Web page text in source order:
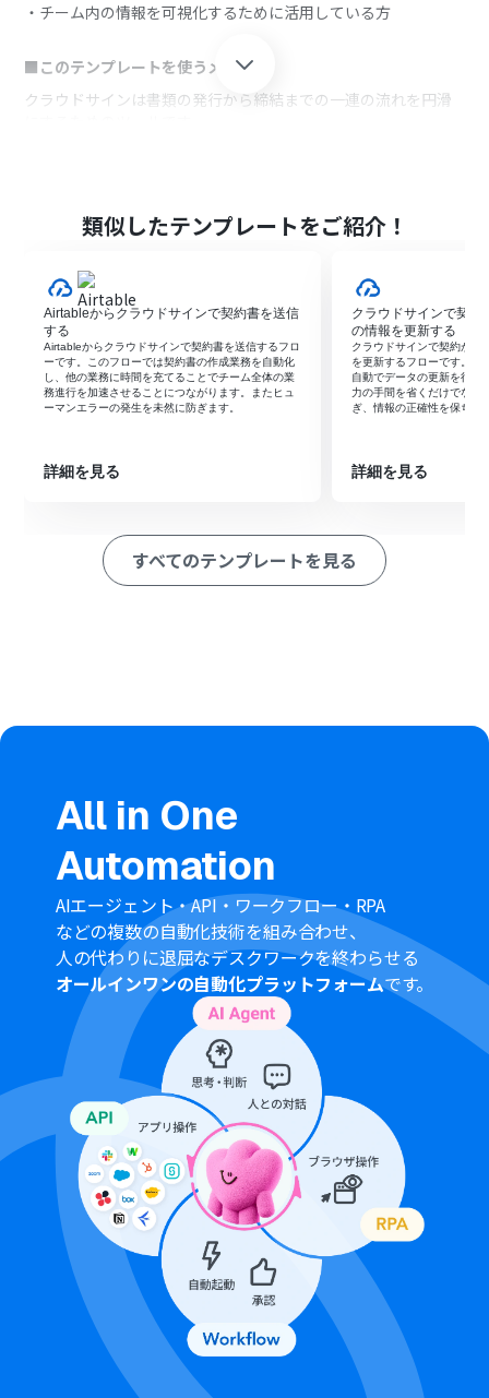
・チーム内の情報を可視化するために活用している方
■このテンプレートを使うメリット
クラウドサインは書類の発行から締結までの一連の流れを円滑
業務にかかる手間をなるべく省きたいと考える方にこのフロー
このフローを活用することで、クラウドサインで契約が完了
後、自動でMicrosoft Excelに書類締結日を追加し、手作業を省
くことができます。
手作業にかかっていた時間を他の業務に充てれるようになり、
円滑に業務を行うことができます。
さらにこのフローにチャットツールを連携することで、チーム
してください。
・Microsoft365（旧Office365）には、家庭向けプランと一般法
・プランによって最短の起動間隔が異なりますので、ご注意く
類似したテンプレートをご紹介！
Airtableからクラウドサインで契約書を送信
する
Airtableからクラウドサインで契約書を送信するフロ
ーです。このフローでは契約書の作成業務を自動化
し、他の業務に時間を充てることでチーム全体の業
務進行を加速させることにつながります。またヒュ
ーマンエラーの発生を未然に防ぎます。‍
詳細を見る
クラウドサインで契約
の情報を更新する
クラウドサインで契約が完
を更新するフローです。こ
自動でデータの更新を行い
力の手間を省くだけでなく
ぎ、情報の正確性を保ちま
詳細を見る
すべてのテンプレートを見る
All in One
Automation
AIエージェント・API・ワークフロー・RPA
などの複数の自動化技術を組み合わせ、
人の代わりに退屈なデスクワークを終わらせる
オールインワンの自動化プラットフォームです。